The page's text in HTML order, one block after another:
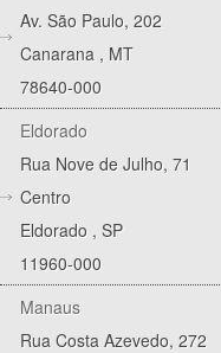
Av. São Paulo, 202
Canarana , MT
78640-000
Eldorado
Rua Nove de Julho, 71
Centro
Eldorado , SP
11960-000
Manaus
Rua Costa Azevedo, 272